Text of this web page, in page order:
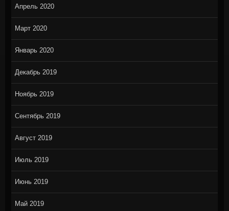
Апрель 2020
Март 2020
Январь 2020
Декабрь 2019
Ноябрь 2019
Сентябрь 2019
Август 2019
Июль 2019
Июнь 2019
Май 2019